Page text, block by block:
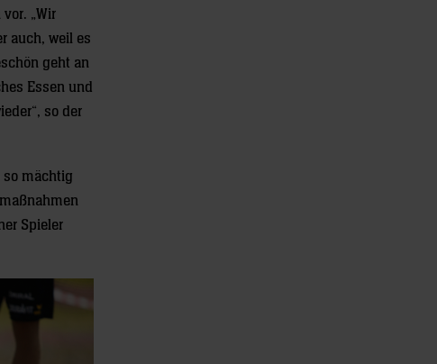
„Wir
auch, weil es
geht an
Essen und
so der
so mächtig
Spieler